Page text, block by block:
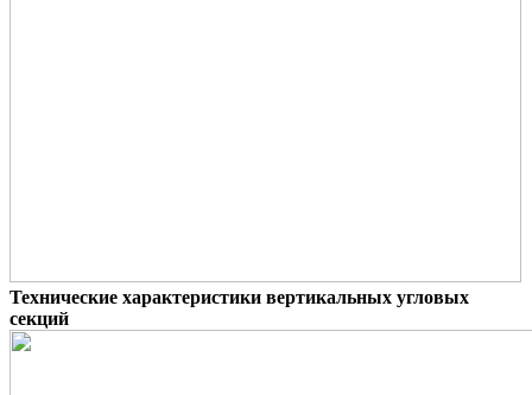
Технические характеристики вертикальных угловых
секций